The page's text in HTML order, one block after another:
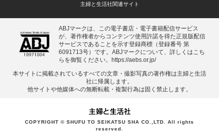
主婦と生活社関連サイト
ABJマークは、この電子書店・電子書籍配信サービス
が、著作権者からコンテンツ使用許諾を得た正規版配信
サービスであることを示す登録商標（登録番号 第
6091713号）です。ABJマークについて、詳しくはこち
らを御覧ください。 https://aebs.or.jp/
本サイトに掲載されているすべての⽂章・撮影写真の著作権は主婦と⽣活
社に帰属します。
他サイトや他媒体への無断転載・複製⾏為は固く禁⽌します。
COPYRIGHT © SHUFU TO SEIKATSU SHA CO.,LTD. All rights
reserved.